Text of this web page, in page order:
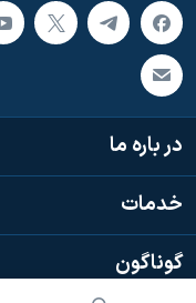
در باره ما
خدمات
گوناگون